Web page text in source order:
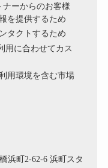
ーからのお客様
を提供するため
タクトするため
用に合わせてカス
用環境を含む市場
浜町2-62-6 浜町スタ